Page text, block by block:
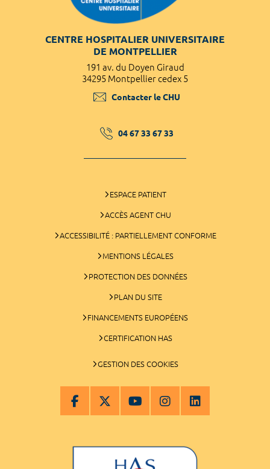
CENTRE HOSPITALIER UNIVERSITAIRE
DE MONTPELLIER
191 av. du Doyen Giraud
34295 Montpellier cedex 5
Contacter le CHU
04 67 33 67 33
ESPACE PATIENT
ACCÈS AGENT CHU
ACCESSIBILITÉ : PARTIELLEMENT CONFORME
MENTIONS LÉGALES
PROTECTION DES DONNÉES
PLAN DU SITE
FINANCEMENTS EUROPÉENS
CERTIFICATION HAS
GESTION DES COOKIES